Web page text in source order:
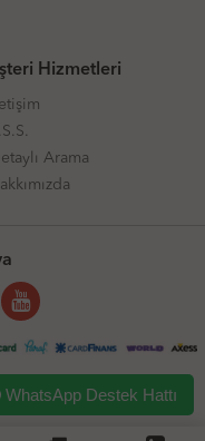
Hizmetleri
Arama
WhatsApp Destek Hattı